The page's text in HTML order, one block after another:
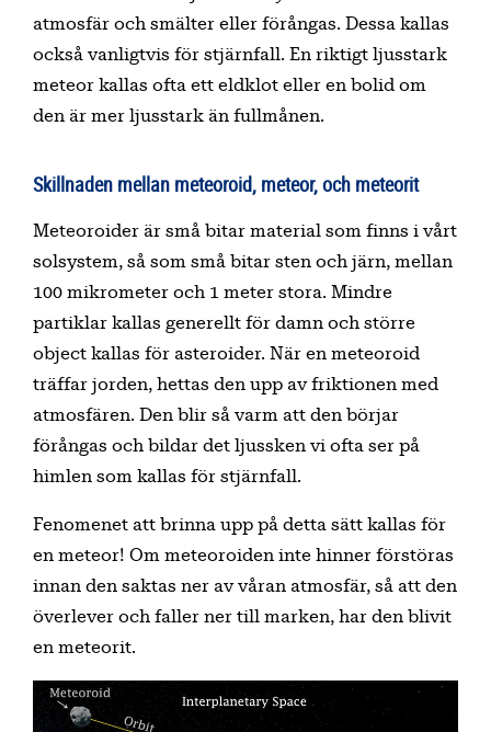
atmosfär och smälter eller förångas. Dessa kallas
också vanligtvis för stjärnfall. En riktigt ljusstark
meteor kallas ofta ett eldklot eller en bolid om
den är mer ljusstark än fullmånen.
Skillnaden mellan meteoroid, meteor, och meteorit
Meteoroider är små bitar material som finns i vårt
solsystem, så som små bitar sten och järn, mellan
100 mikrometer och 1 meter stora. Mindre
partiklar kallas generellt för damn och större
object kallas för asteroider. När en meteoroid
träffar jorden, hettas den upp av friktionen med
atmosfären. Den blir så varm att den börjar
förångas och bildar det ljussken vi ofta ser på
himlen som kallas för stjärnfall.
Fenomenet att brinna upp på detta sätt kallas för
en meteor! Om meteoroiden inte hinner förstöras
innan den saktas ner av våran atmosfär, så att den
överlever och faller ner till marken, har den blivit
en meteorit.